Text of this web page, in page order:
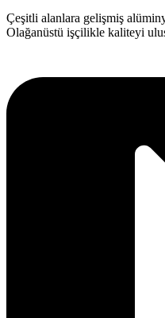
Çeşitli alanlara gelişmiş
Olağanüstü işçilikle kaliteyi